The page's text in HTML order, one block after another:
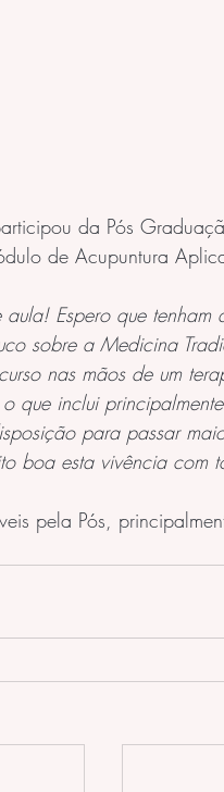
da Pós
de Acupuntura
Espero que tenham
sobre a Medicina
nas mãos de um
que inclui
para passar
boa esta vivência com
pela Pós,